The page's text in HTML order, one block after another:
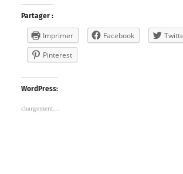
Partager :
Imprimer Facebook
Pinterest
WordPress:
chargement…